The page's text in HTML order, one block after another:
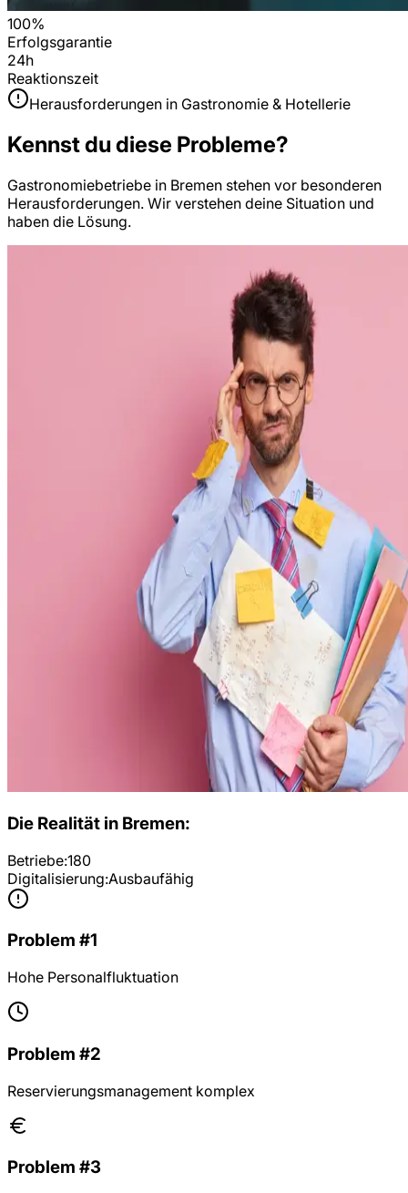
100%
Erfolgsgarantie
24h
Reaktionszeit
Herausforderungen in Gastronomie & Hotellerie
Kennst du diese Probleme?
Gastronomiebetriebe in Bremen stehen vor besonderen
Herausforderungen. Wir verstehen deine Situation und
haben die Lösung.
Die Realität in Bremen:
Betriebe:180
Digitalisierung:Ausbaufähig
Problem #1
Hohe Personalfluktuation
Problem #2
Reservierungsmanagement komplex
Problem #3